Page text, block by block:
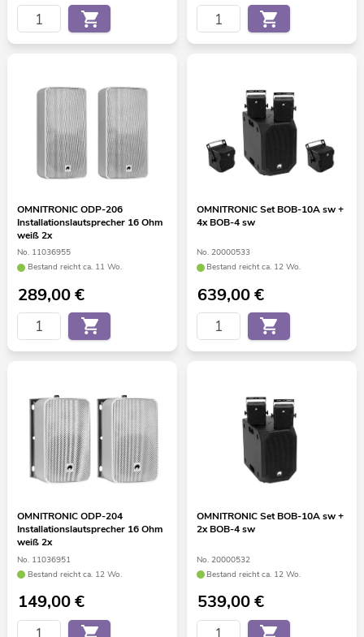
OMNITRONIC ODP-206
Installationslautsprecher 16 Ohm
weiß 2x
No. 11036955
Bestand reicht ca. 11 Wo.
289,00€
OMNITRONIC Set BOB-10A sw +
4x BOB-4 sw
No. 20000533
Bestand reicht ca. 12 Wo.
639,00€
OMNITRONIC ODP-204
Installationslautsprecher 16 Ohm
weiß 2x
No. 11036951
Bestand reicht ca. 12 Wo.
149,00€
OMNITRONIC Set BOB-10A sw +
2x BOB-4 sw
No. 20000532
Bestand reicht ca. 12 Wo.
539,00€